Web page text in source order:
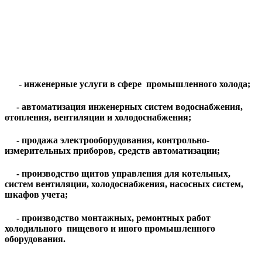
- инженерные услуги в сфере промышленного холода;
- автоматизация инженерных систем водоснабжения,
отопления, вентиляции и холодоснабжения;
- продажа электрооборудования, контрольно-
измерительных приборов, средств автоматизации;
- производство щитов управления для котельных,
систем вентиляции, холодоснабжения, насосных систем,
шкафов учета;
- производство монтажных, ремонтных работ
холодильного пищевого и иного промышленного
оборудования.